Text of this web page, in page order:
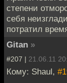
степени
себя
потратил
Gitan »
#207 | 21.06.11
Кому: Shaul,